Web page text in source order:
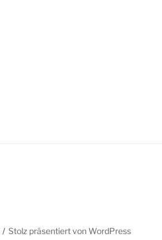
Stolz präsentiert von WordPress